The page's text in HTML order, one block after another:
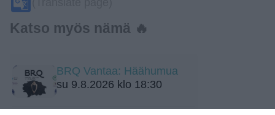
Katso myös nämä 🔥
BRQ Vantaa: Häähumua
su 9.8.2026 klo 18:30